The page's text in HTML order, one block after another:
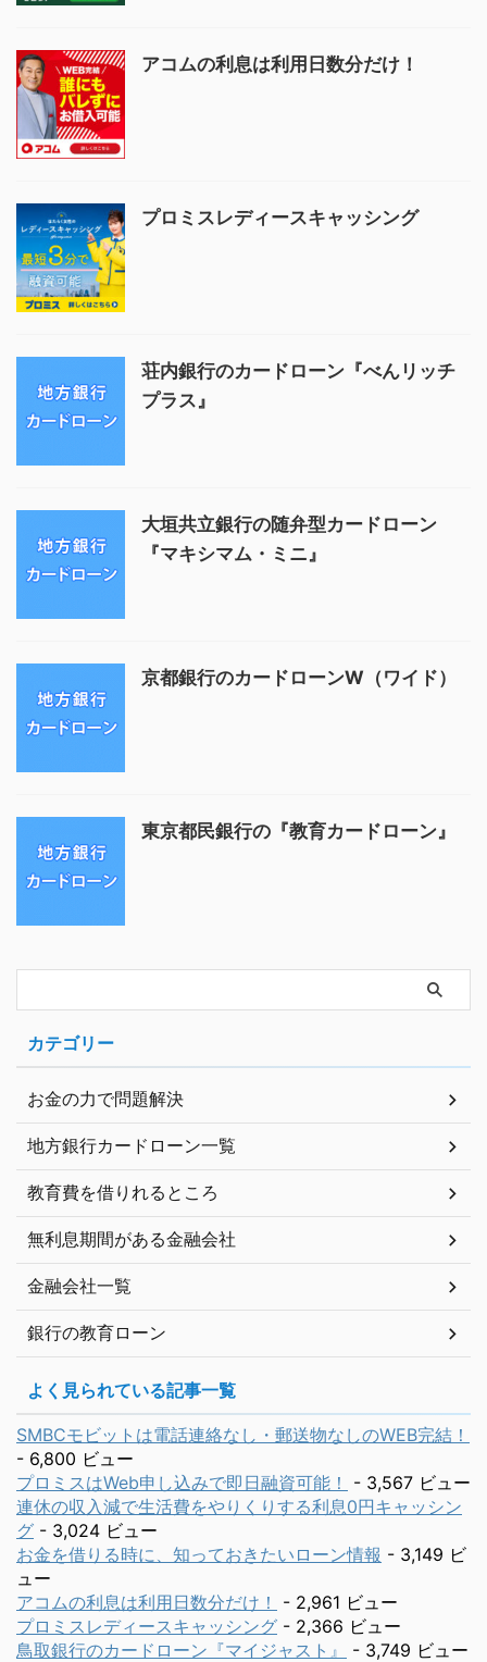
アコムの利息は利用日数分だけ！
プロミスレディースキャッシング
荘内銀行のカードローン『べんリッチ
プラス』
大垣共立銀行の随弁型カードローン
『マキシマム・ミニ』
京都銀行のカードローンW（ワイド）
東京都民銀行の『教育カードローン』
カテゴリー
お金の力で問題解決
地方銀行カードローン一覧
教育費を借りれるところ
無利息期間がある金融会社
金融会社一覧
銀行の教育ローン
よく見られている記事一覧
SMBCモビットは電話連絡なし・郵送物なしのWEB完結！
- 6,800 ビュー
プロミスはWeb申し込みで即日融資可能！
- 3,567 ビュー
連休の収入減で生活費をやりくりする利息0円キャッシン
グ - 3,024 ビュー
お金を借りる時に、知っておきたいローン情報 - 3,149 ビ
ュー
アコムの利息は利用日数分だけ！
- 2,961 ビュー
プロミスレディースキャッシング - 2,366 ビュー
鳥取銀行のカードローン『マイジャスト』
- 3,749 ビュー